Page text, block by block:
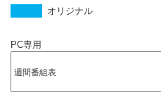
オリジナル
PC専用